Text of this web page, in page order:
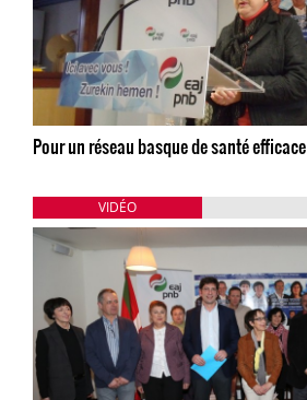
Pour un réseau basque de santé efficace
VIDÉO